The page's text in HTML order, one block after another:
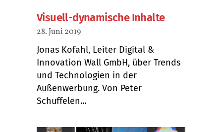
Visuell-dynamische Inhalte
28. Juni 2019
Jonas Kofahl, Leiter Digital &
Innovation Wall GmbH, über Trends
und Technologien in der
Außenwerbung. Von Peter
Schuffelen...